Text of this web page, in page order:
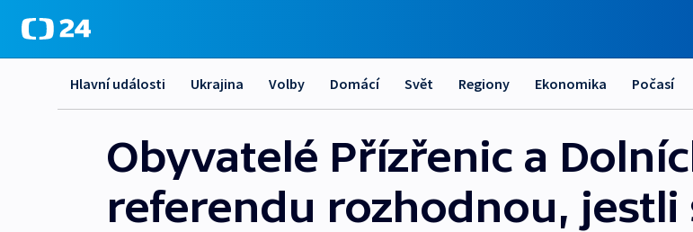
Hlavní události Ukrajina Volby Domácí Svět Regiony Ekonomika Počasí
Obyvatelé Přízřenic a
referendu rozhodnou,